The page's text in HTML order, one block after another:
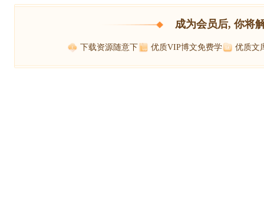
成为会员后, 你将
下载资源随意下 优质VIP博文免费学 优质文